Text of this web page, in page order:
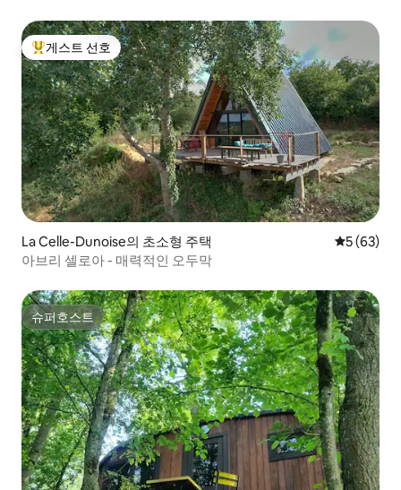
상위 게스트 선호
게스트 선호
La Celle-Dunoise의 초소형 주택 평점 5점(5
5 (63)
아브리 셀로아 - 매력적인 오두막
슈퍼호스트
슈퍼호스트